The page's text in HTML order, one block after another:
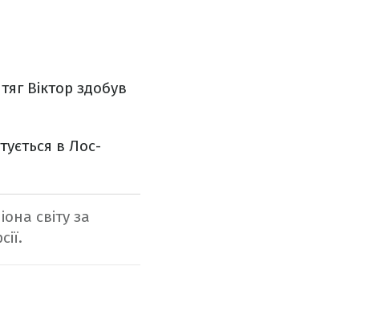
Віктор здобув
в Лос-
світу за